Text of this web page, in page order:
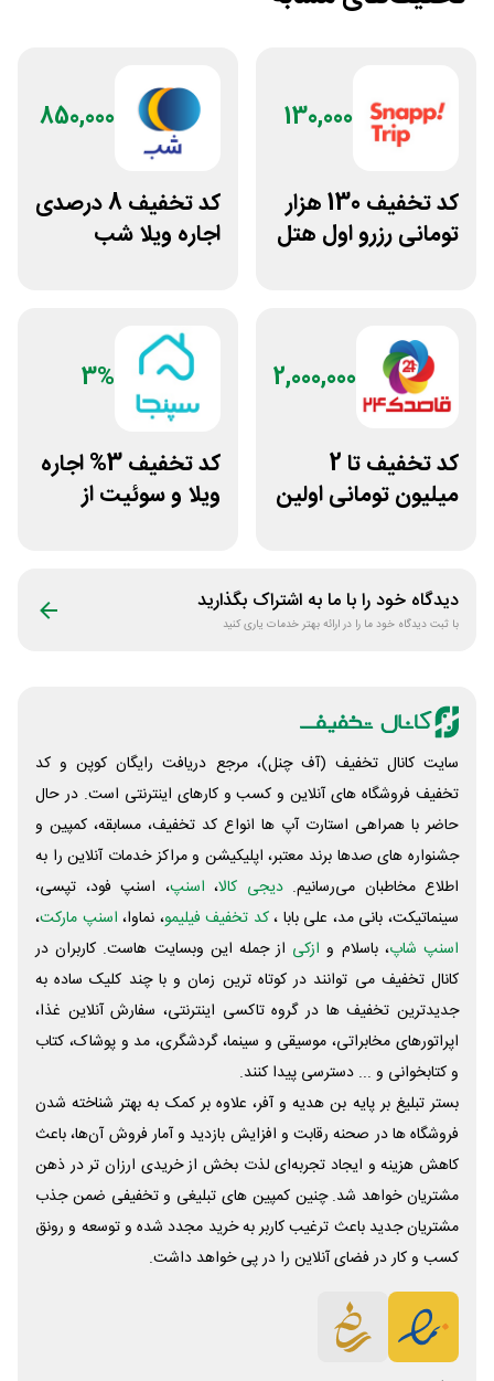
130,000
کد تخفیف 130 هزار
تومانی رزرو اول هتل
850,000
کد تخفیف 8 درصدی
اجاره ویلا شب
2,000,000
کد تخفیف تا 2
میلیون تومانی اولین
3%
کد تخفیف 3% اجاره
ویلا و سوئیت از
دیدگاه خود را با ما به اشتراک بگذارید
با ثبت دیدگاه خود ما را در ارائه بهتر خدمات یاری کنید
سایت کانال تخفیف (آف چنل)، مرجع دریافت رایگان کوپن و کد
تخفیف فروشگاه های آنلاین و کسب و‌ کارهای اینترنتی است. در حال
حاضر با همراهی استارت آپ ها انواع کد تخفیف، مسابقه، کمپین و
جشنواره های صدها برند معتبر، اپلیکیشن و مراکز خدمات آنلاین را به
اطلاع مخاطبان می‌رسانیم. دیجی کالا، اسنپ، اسنپ فود، تپسی،
سینماتیکت، بانی مد، علی‌ بابا ،کد تخفیف فیلیمو، نماوا، اسنپ مارکت،
اسنپ شاپ، باسلام و ازکی از جمله این وبسایت ‌هاست. کاربران در
کانال تخفیف می توانند در کوتاه ترین زمان و با چند کلیک ساده به
جدیدترین تخفیف ها در گروه تاکسی اینترنتی، سفارش آنلاین غذا،
اپراتورهای مخابراتی، موسیقی و سینما، گردشگری، مد و پوشاک، کتاب
و کتابخوانی و ... دسترسی پیدا کنند.
بستر تبلیغ بر پایه بن هدیه و آفر، علاوه بر کمک به بهتر شناخته شدن
فروشگاه ها در صحنه رقابت و افزایش بازدید و آمار فروش آن‌ها، باعث
کاهش هزینه و ایجاد تجربه‌ای لذت بخش از خریدی ارزان تر در ذهن
مشتریان خواهد شد. چنین کمپین های تبلیغی و تخفیفی ضمن جذب
مشتریان جدید باعث ترغیب کاربر به خرید مجدد شده و توسعه و رونق
کسب و کار در فضای آنلاین را در پی خواهد داشت.